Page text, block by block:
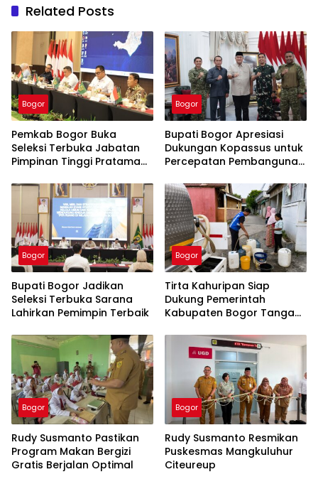
Related Posts
Bogor
Pemkab Bogor Buka
Seleksi Terbuka Jabatan
Pimpinan Tinggi Pratama
Bogor
Bupati Bogor Apresiasi
Dukungan Kopassus untuk
Percepatan Pembangunan
Bogor
Bupati Bogor Jadikan
Seleksi Terbuka Sarana
Lahirkan Pemimpin Terbaik
Bogor
Tirta Kahuripan Siap
Dukung Pemerintah
Kabupaten Bogor Tangani
Bogor
Rudy Susmanto Pastikan
Program Makan Bergizi
Gratis Berjalan Optimal
Bogor
Rudy Susmanto Resmikan
Puskesmas Mangkuluhur
Citeureup